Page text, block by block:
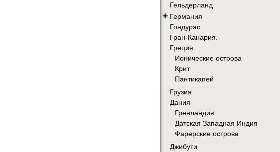
Гельдерланд
+ Германия
Гондурас
Гран-Канария.
Греция
Ионические острова
Крит
Пантикапей
Грузия
Дания
Гренландия
Датская Западная Индия
Фарерские острова
Джибути